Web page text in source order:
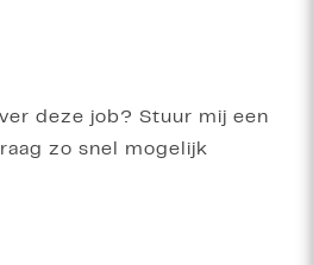
deze job? Stuur mij een
zo snel mogelijk